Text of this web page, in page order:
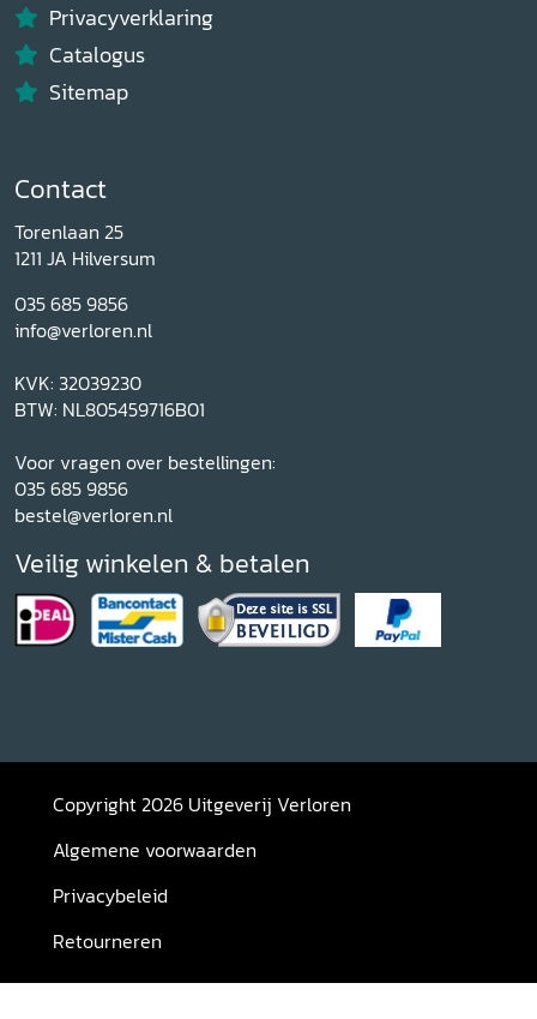
Privacyverklaring
Catalogus
Sitemap
Contact
Torenlaan 25
1211 JA Hilversum
035 685 9856
info@verloren.nl
KVK: 32039230
BTW: NL805459716B01
Voor vragen over bestellingen:
035 685 9856
bestel@verloren.nl
Veilig winkelen & betalen
Copyright 2026 Uitgeverij Verloren
Algemene voorwaarden
Privacybeleid
Retourneren